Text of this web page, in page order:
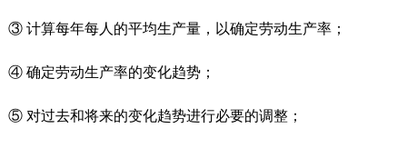
③ 计算每年每人的平均生产量，以确定劳动生产率；
④ 确定劳动生产率的变化趋势；
⑤ 对过去和将来的变化趋势进行必要的调整；